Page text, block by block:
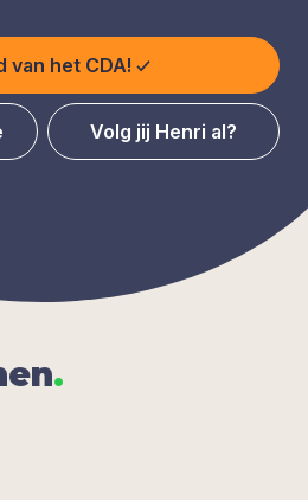
van het CDA!
Volg jij Henri al?
.